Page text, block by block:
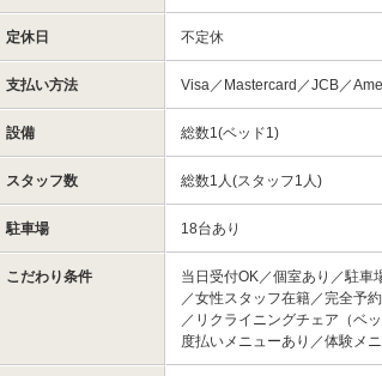
定休日 不定休
支払い方法 Visa／Mastercard／JCB／
設備 総数1(ベッド1)
スタッフ数 総数1人(スタッフ1人)
駐車場 18台あり
こだわり条件
当日受付OK／個室あり／駐車
／女性スタッフ在籍／完全予
／リクライニングチェア（ベ
度払いメニューあり／体験メ